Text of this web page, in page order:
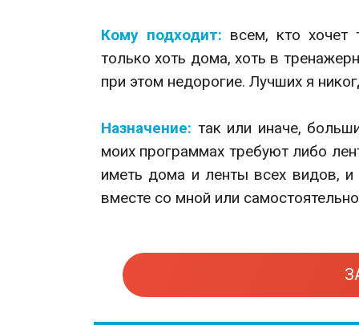
Кому подходит: всем, кто хочет
только хоть дома, хоть в
при этом недорогие. Лучших я
Назначение: так или иначе,
моих программах требуют либо
иметь дома и ленты всех видов, и
вместе со мной или